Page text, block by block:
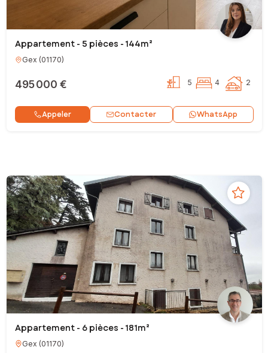
Appartement - 5 pièces - 144m²
Gex (01170)
495 000 € 5 4 2
Appeler Contacter WhatsApp
Appartement - 6 pièces - 181m²
Gex (01170)